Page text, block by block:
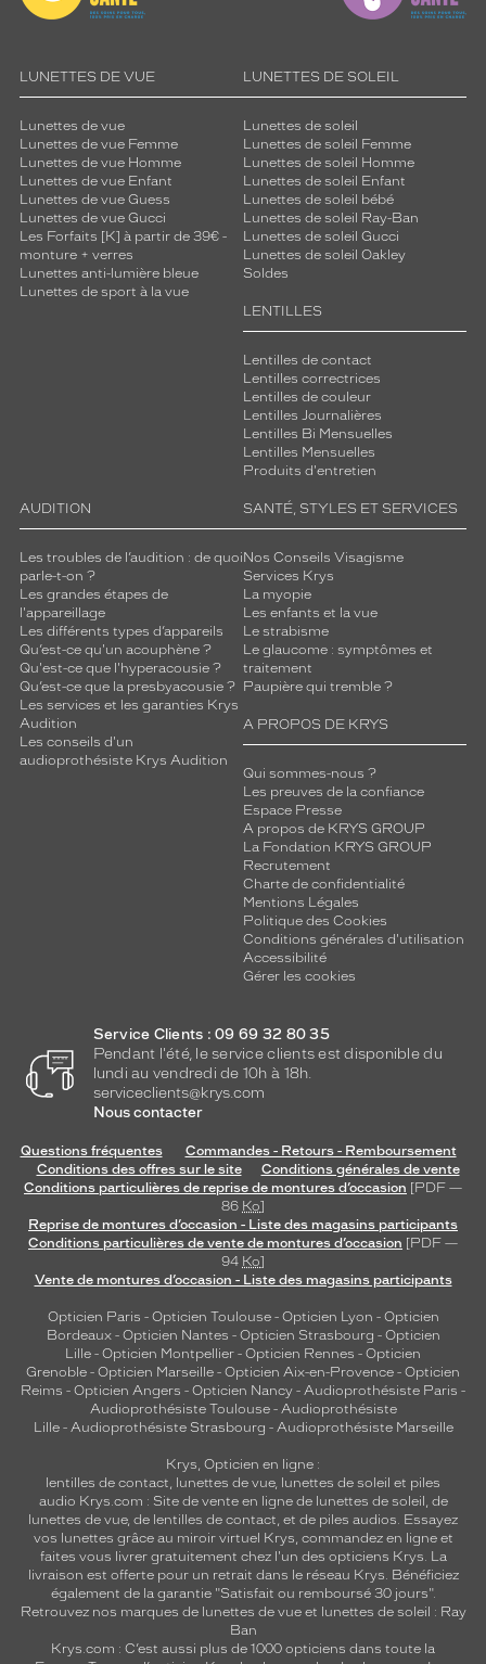
LUNETTES DE VUE
Lunettes de vue
Lunettes de vue Femme
Lunettes de vue Homme
Lunettes de vue Enfant
Lunettes de vue Guess
Lunettes de vue Gucci
Les Forfaits [K] à partir de 39€ -
monture + verres
Lunettes anti-lumière bleue
Lunettes de sport à la vue
LUNETTES DE SOLEIL
Lunettes de soleil
Lunettes de soleil Femme
Lunettes de soleil Homme
Lunettes de soleil Enfant
Lunettes de soleil bébé
Lunettes de soleil Ray-Ban
Lunettes de soleil Gucci
Lunettes de soleil Oakley
Soldes
LENTILLES
Lentilles de contact
Lentilles correctrices
Lentilles de couleur
Lentilles Journalières
Lentilles Bi Mensuelles
Lentilles Mensuelles
Produits d'entretien
AUDITION
Les troubles de l’audition : de quoi
parle-t-on ?
Les grandes étapes de
l'appareillage
Les différents types d’appareils
Qu’est-ce qu'un acouphène ?
Qu'est-ce que l'hyperacousie ?
Qu’est-ce que la presbyacousie ?
Les services et les garanties Krys
Audition
Les conseils d'un
audioprothésiste Krys Audition
SANTÉ, STYLES ET SERVICES
Nos Conseils Visagisme
Services Krys
La myopie
Les enfants et la vue
Le strabisme
Le glaucome : symptômes et
traitement
Paupière qui tremble ?
A PROPOS DE KRYS
Qui sommes-nous ?
Les preuves de la confiance
Espace Presse
A propos de KRYS GROUP
La Fondation KRYS GROUP
Recrutement
Charte de confidentialité
Mentions Légales
Politique des Cookies
Conditions générales d'utilisation
Accessibilité
Gérer les cookies
Service Clients : 09 69 32 80 35
Pendant l'été, le service clients est disponible du
lundi au vendredi de 10h à 18h.
serviceclients@krys.com
Nous contacter
Questions fréquentes
Commandes - Retours - Remboursement
Conditions des offres sur le site
Conditions générales de vente
Conditions particulières de reprise de montures d’occasion [PDF —
86 Ko]
Reprise de montures d’occasion - Liste des magasins participants
Conditions particulières de vente de montures d’occasion [PDF —
94 Ko]
Vente de montures d’occasion - Liste des magasins participants
Opticien Paris - Opticien Toulouse- Opticien Lyon - Opticien
Bordeaux- Opticien Nantes - Opticien Strasbourg - Opticien
Lille - Opticien Montpellier - Opticien Rennes - Opticien
Grenoble - Opticien Marseille - Opticien Aix-en-Provence - Opticien
Reims - Opticien Angers - Opticien Nancy - Audioprothésiste Paris -
Audioprothésiste Toulouse- Audioprothésiste
Lille- Audioprothésiste Strasbourg - Audioprothésiste Marseille
Krys, Opticien en ligne :
lentilles de contact, lunettes de vue, lunettes de soleil et piles
audio Krys.com : Site de vente en ligne de lunettes de soleil, de
lunettes de vue, de lentilles de contact, et de piles audios. Essayez
vos lunettes grâce au miroir virtuel Krys, commandez en ligne et
faites vous livrer gratuitement chez l'un des opticiens Krys. La
livraison est offerte pour un retrait dans le réseau Krys. Bénéficiez
également de la garantie "Satisfait ou remboursé 30 jours".
Retrouvez nos marques de lunettes de vue et lunettes de soleil : Ray
Ban
Krys.com : C’est aussi plus de 1000 opticiens dans toute la